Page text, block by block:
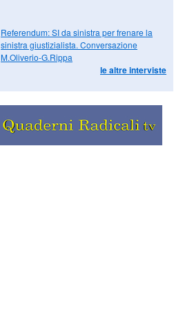
Referendum: SI da sinistra per frenare la
sinistra giustizialista. Conversazione
M.Oliverio-G.Rippa
le altre interviste